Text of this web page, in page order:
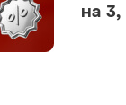
на